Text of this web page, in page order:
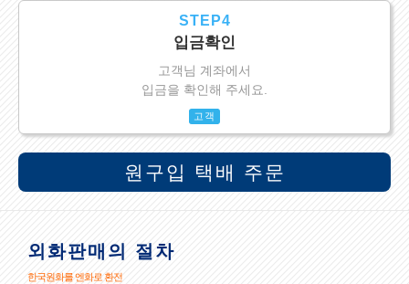
STEP4
입금확인
고객님 계좌에서
입금을 확인해 주세요.
고객
원구입 택배 주문
외화판매의 절차
한국원화를 엔화로 환전